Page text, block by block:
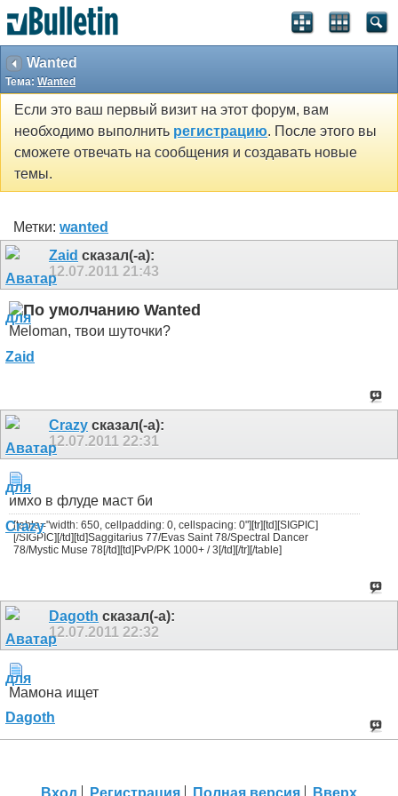
Wanted
Тема: Wanted
Если это ваш первый визит на этот форум, вам
необходимо выполнить регистрацию. После этого вы
сможете отвечать на сообщения и создавать новые
темы.
Метки: wanted
Zaid сказал(-а):
12.07.2011 21:43
Wanted
Meloman, твои шуточки?
Crazy сказал(-а):
12.07.2011 22:31
имхо в флуде маст би
[table="width: 650, cellpadding: 0, cellspacing: 0"][tr][td][SIGPIC]
[/SIGPIC][/td][td]Saggitarius 77/Evas Saint 78/Spectral Dancer
78/Mystic Muse 78[/td][td]PvP/PK 1000+ / 3[/td][/tr][/table]
Dagoth сказал(-а):
12.07.2011 22:32
Мамона ищет
Вход Регистрация Полная версия Вверх